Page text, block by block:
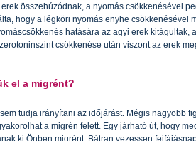
összehúzódnak, a nyomás csökkenésével
hogy a légköri nyomás enyhe csökkenésével
hatására az agyi erek kitágultak,
csökkenése után viszont az erek
el a migrént?
tudja irányítani az időjárást. Mégis nagyobb
a migrén felett. Egy járható út, hogy